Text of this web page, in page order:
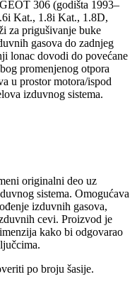
306 (godišta 1993–
Kat., 1.8i Kat., 1.8D,
za prigušivanje buke
gasova do zadnjeg
lonac dovodi do povećane
promenjenog otpora
u prostor motora/ispod
izduvnog sistema.
originalni deo uz
sistema. Omogućava
izduvnih gasova,
cevi. Proizvod je
kako bi odgovarao
po broju šasije.